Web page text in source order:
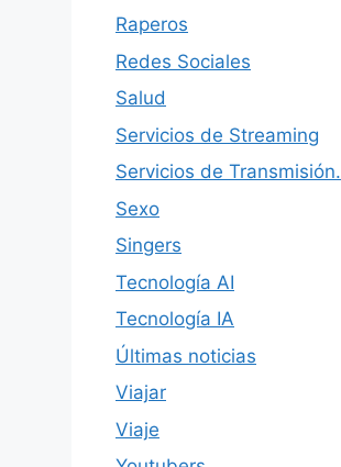
Raperos
Redes Sociales
Salud
Servicios de Streaming
Servicios de Transmisión.
Sexo
Singers
Tecnología AI
Tecnología IA
Últimas noticias
Viajar
Viaje